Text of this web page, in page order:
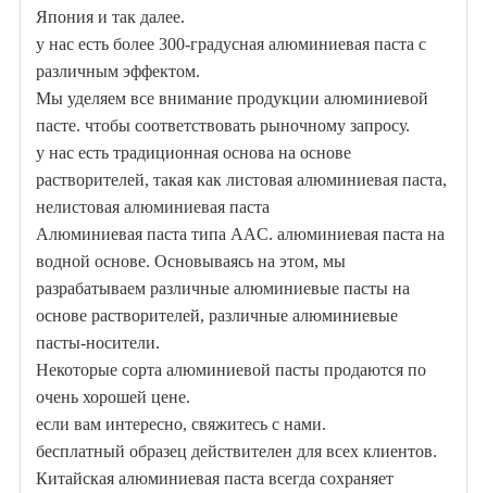
Япония и так далее.
у нас есть более 300-градусная алюминиевая паста с
различным эффектом.
Мы уделяем все внимание продукции алюминиевой
пасте. чтобы соответствовать рыночному запросу.
у нас есть традиционная основа на основе
растворителей, такая как листовая алюминиевая паста,
нелистовая алюминиевая паста
Алюминиевая паста типа AAC. алюминиевая паста на
водной основе. Основываясь на этом, мы
разрабатываем различные алюминиевые пасты на
основе растворителей, различные алюминиевые
пасты-носители.
Некоторые сорта алюминиевой пасты продаются по
очень хорошей цене.
если вам интересно, свяжитесь с нами.
бесплатный образец действителен для всех клиентов.
Китайская алюминиевая паста всегда сохраняет